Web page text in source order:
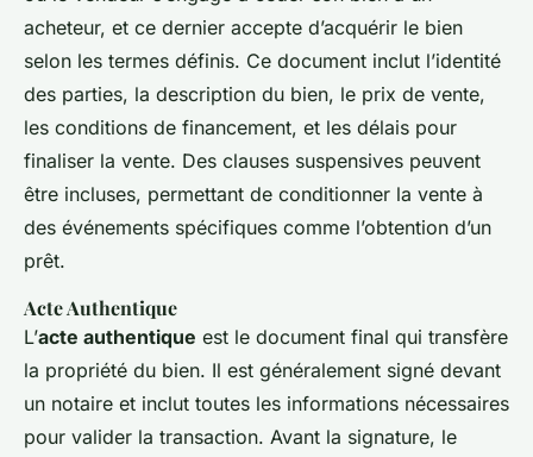
acheteur, et ce dernier accepte d’acquérir le bien
selon les termes définis. Ce document inclut l’identité
des parties, la description du bien, le prix de vente,
les conditions de financement, et les délais pour
finaliser la vente. Des clauses suspensives peuvent
être incluses, permettant de conditionner la vente à
des événements spécifiques comme l’obtention d’un
prêt.
Acte Authentique
L’acte authentique est le document final qui transfère
la propriété du bien. Il est généralement signé devant
un notaire et inclut toutes les informations nécessaires
pour valider la transaction. Avant la signature, le